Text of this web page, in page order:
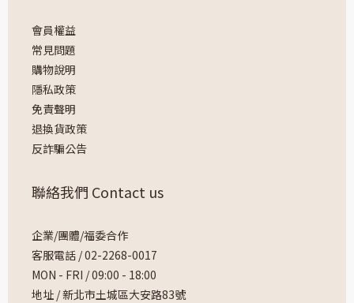
會員權益
常見問題
購物說明
隱私政策
免責聲明
退換貨政策
反詐騙公告
聯絡我們 Contact us
企業/團體/福委合作
客服電話 /02-2268-0017
MON - FRI / 09:00 - 18:00
地址 / 新北市土城區大安路83號